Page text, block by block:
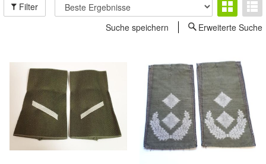
Filter
Suche speichern
Erweiterte Suche